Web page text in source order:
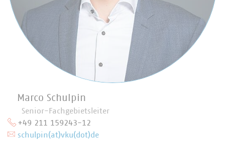
Marco Schulpin
Senior-Fachgebietsleiter
+49 211 159243-12
schulpin(at)vku(dot)de